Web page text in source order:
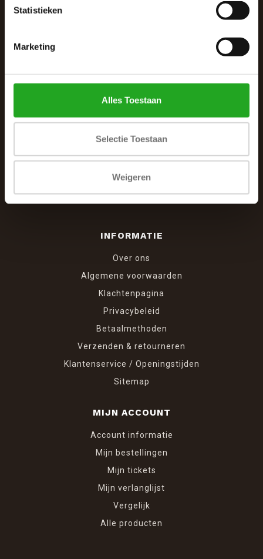
Statistieken
Marketing
Alles Toestaan
Selectie Toestaan
Weigeren
5625 AG Eindhoven
INFORMATIE
Over ons
Algemene voorwaarden
Klachtenpagina
Privacybeleid
Betaalmethoden
Verzenden & retourneren
Klantenservice / Openingstijden
Sitemap
MIJN ACCOUNT
Account informatie
Mijn bestellingen
Mijn tickets
Mijn verlanglijst
Vergelijk
Alle producten